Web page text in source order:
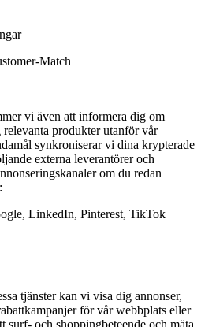
Match
vi även att informera dig om
produkter utanför vår
synkroniserar vi dina krypterade
externa leverantörer och
om du redan
LinkedIn, Pinterest, TikTok
tjänster kan vi visa dig annonser,
för vår webbplats eller
surf- och shoppingbeteende och mäta